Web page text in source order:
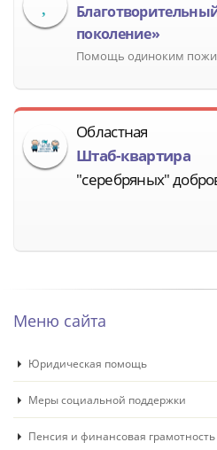
поколение»
Помощь одиноким
Областная
Штаб-квартира
"серебряных"
Меню сайта
Юридическая помощь
Меры социальной поддержки
Пенсия и финансовая грамотность